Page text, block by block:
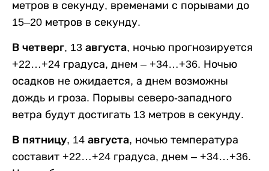
метров в секунду, временами с порывами до
15–20 метров в секунду.
В четверг, 13 августа, ночью прогнозируется
+22…+24 градуса, днем – +34…+36. Ночью
осадков не ожидается, а днем возможны
дождь и гроза. Порывы северо-западного
ветра будут достигать 13 метров в секунду.
В пятницу, 14 августа, ночью температура
составит +22…+24 градуса, днем – +34…+36.